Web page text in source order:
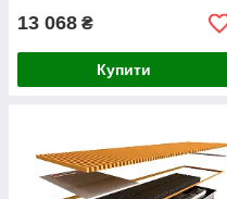
13 068 ₴
Купити